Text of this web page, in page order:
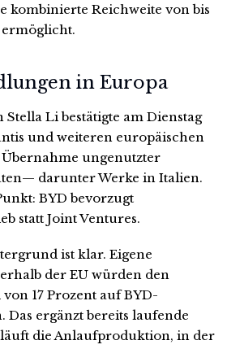
kombinierte Reichweite von bis
in Europa
Li bestätigte am Dienstag
und weiteren europäischen
ungenutzter
darunter Werke in Italien.
BYD bevorzugt
statt Joint Ventures.
ist klar. Eigene
der EU würden den
17 Prozent auf BYD-
Das ergänzt bereits laufende
die Anlaufproduktion, in der